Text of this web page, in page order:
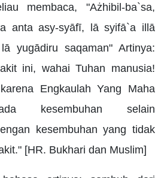
membaca, "Ażhibil-ba`sa,
anta asy-syāfī, lā syifā`a illā
yugādiru saqaman" Artinya:
ini, wahai Tuhan manusia!
Engkaulah Yang Maha
kesembuhan selain
kesembuhan yang tidak
[HR. Bukhari dan Muslim]